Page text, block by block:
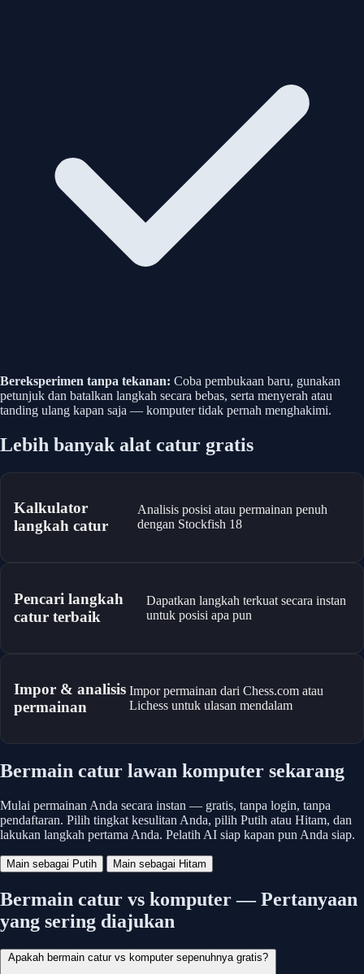
Bereksperimen tanpa tekanan: Coba pembukaan baru, gunakan
petunjuk dan batalkan langkah secara bebas, serta menyerah atau
tanding ulang kapan saja — komputer tidak pernah menghakimi.
Lebih banyak alat catur gratis
Kalkulator
langkah catur
Analisis posisi atau permainan penuh
dengan Stockfish 18
Pencari langkah
catur terbaik
Dapatkan langkah terkuat secara instan
untuk posisi apa pun
Impor & analisis
permainan
Impor permainan dari Chess.com atau
Lichess untuk ulasan mendalam
Bermain catur lawan komputer sekarang
Mulai permainan Anda secara instan — gratis, tanpa login, tanpa
pendaftaran. Pilih tingkat kesulitan Anda, pilih Putih atau Hitam, dan
lakukan langkah pertama Anda. Pelatih AI siap kapan pun Anda siap.
Main sebagai Putih Main sebagai Hitam
Bermain catur vs komputer — Pertanyaan
yang sering diajukan
Apakah bermain catur vs komputer sepenuhnya gratis?